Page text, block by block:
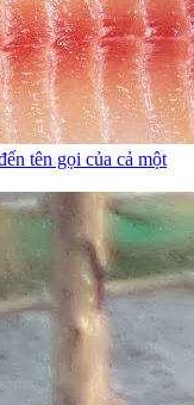
tên gọi của cả một